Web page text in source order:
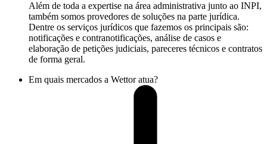
Além de toda a expertise na área administrativa junto ao INPI,
também somos provedores de soluções na parte jurídica.
Dentre os serviços jurídicos que fazemos os principais são:
notificações e contranotificações, análise de casos e
elaboração de petições judiciais, pareceres técnicos e contratos
de forma geral.
Em quais mercados a Wettor atua?